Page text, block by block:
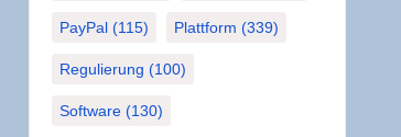
PayPal(115) Plattform (339)
Regulierung (100)
Software(130)